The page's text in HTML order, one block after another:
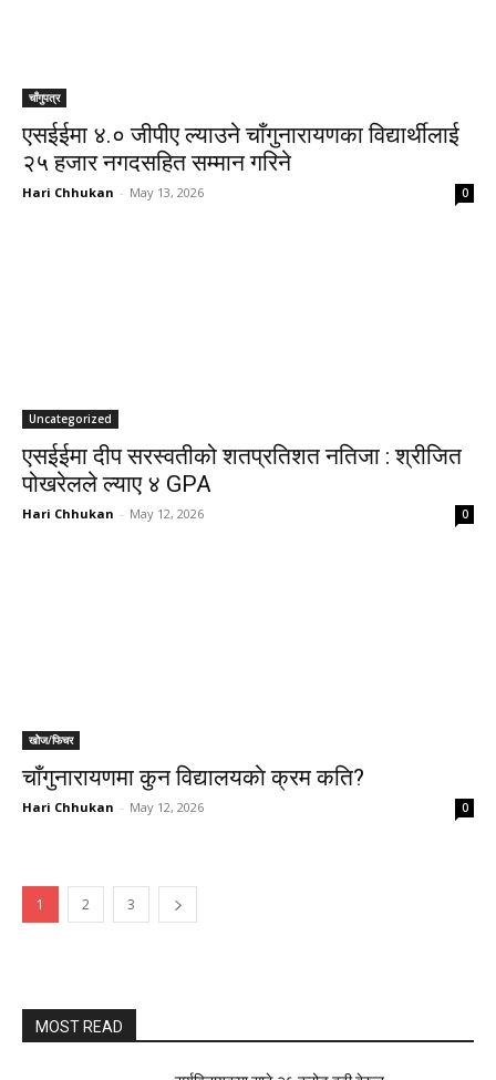
चाँगुपत्र
एसईईमा ४.० जीपीए ल्याउने चाँगुनारायणका विद्यार्थीलाई
२५ हजार नगदसहित सम्मान गरिने
Hari Chhukan - May 13, 2026 0
Uncategorized
एसईईमा दीप सरस्वतीको शतप्रतिशत नतिजा : श्रीजित
पोखरेलले ल्याए ४ GPA
Hari Chhukan - May 12, 2026 0
खोेज/फिचर
चाँगुनारायणमा कुन विद्यालयकाे क्रम कति?
Hari Chhukan - May 12, 2026 0
1 2 3
MOST READ